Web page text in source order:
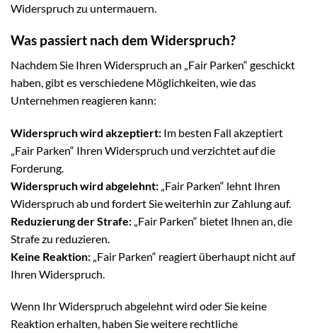
Widerspruch zu untermauern.
Was passiert nach dem Widerspruch?
Nachdem Sie Ihren Widerspruch an „Fair Parken“ geschickt
haben, gibt es verschiedene Möglichkeiten, wie das
Unternehmen reagieren kann:
Widerspruch wird akzeptiert: Im besten Fall akzeptiert
„Fair Parken“ Ihren Widerspruch und verzichtet auf die
Forderung.
Widerspruch wird abgelehnt: „Fair Parken“ lehnt Ihren
Widerspruch ab und fordert Sie weiterhin zur Zahlung auf.
Reduzierung der Strafe: „Fair Parken“ bietet Ihnen an, die
Strafe zu reduzieren.
Keine Reaktion: „Fair Parken“ reagiert überhaupt nicht auf
Ihren Widerspruch.
Wenn Ihr Widerspruch abgelehnt wird oder Sie keine
Reaktion erhalten, haben Sie weitere rechtliche